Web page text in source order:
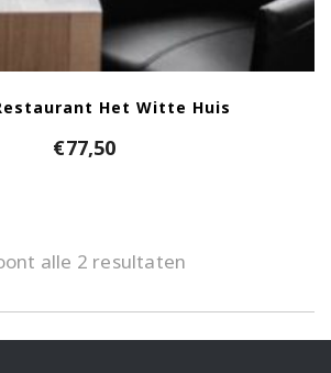
Het Witte Huis
€77,50
alle 2 resultaten